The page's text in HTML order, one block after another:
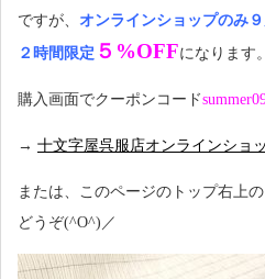
ですが、 オンラインショップのみ
２時間限定 ５ %OFFになります。
購入画面でクーポンコード
→ 十文字屋呉服店オンラインショ
または、このページのトップ右上
どうぞ(^O^)／